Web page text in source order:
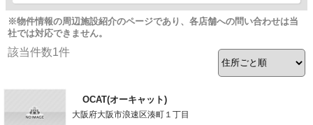
※物件情報の周辺施設紹介のページであり、各店舗への問い合わせは当
社では対応できません。
該当件数1件
OCAT(オーキャット)
大阪府大阪市浪速区湊町１丁目